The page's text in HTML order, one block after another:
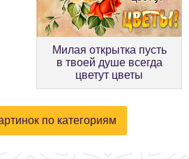
Милая открытка пусть
в твоей душе всегда
цветут цветы
по категориям